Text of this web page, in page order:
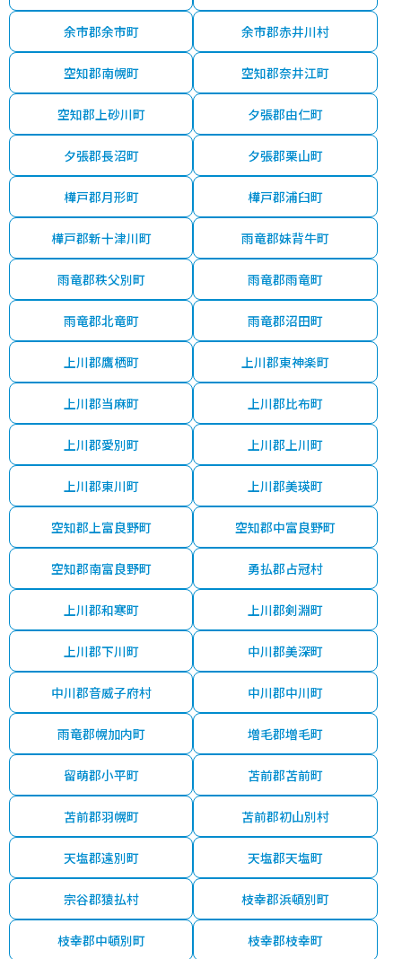
余市郡余市町 余市郡赤井川村
空知郡南幌町 空知郡奈井江町
空知郡上砂川町 夕張郡由仁町
夕張郡長沼町 夕張郡栗山町
樺戸郡月形町 樺戸郡浦臼町
樺戸郡新十津川町 雨竜郡妹背牛町
雨竜郡秩父別町 雨竜郡雨竜町
雨竜郡北竜町 雨竜郡沼田町
上川郡鷹栖町 上川郡東神楽町
上川郡当麻町 上川郡比布町
上川郡愛別町 上川郡上川町
上川郡東川町 上川郡美瑛町
空知郡上富良野町 空知郡中富良野町
空知郡南富良野町 勇払郡占冠村
上川郡和寒町 上川郡剣淵町
上川郡下川町 中川郡美深町
中川郡音威子府村 中川郡中川町
雨竜郡幌加内町 増毛郡増毛町
留萌郡小平町 苫前郡苫前町
苫前郡羽幌町 苫前郡初山別村
天塩郡遠別町 天塩郡天塩町
宗谷郡猿払村 枝幸郡浜頓別町
枝幸郡中頓別町 枝幸郡枝幸町